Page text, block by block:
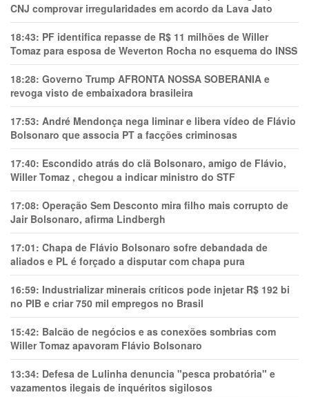
CNJ comprovar irregularidades em acordo da Lava Jato
18:43: PF identifica repasse de R$ 11 milhões de Willer
Tomaz para esposa de Weverton Rocha no esquema do INSS
18:28: Governo Trump AFRONTA NOSSA SOBERANIA e
revoga visto de embaixadora brasileira
17:53: André Mendonça nega liminar e libera vídeo de Flávio
Bolsonaro que associa PT a facções criminosas
17:40: Escondido atrás do clã Bolsonaro, amigo de Flávio,
Willer Tomaz , chegou a indicar ministro do STF
17:08: Operação Sem Desconto mira filho mais corrupto de
Jair Bolsonaro, afirma Lindbergh
17:01: Chapa de Flávio Bolsonaro sofre debandada de
aliados e PL é forçado a disputar com chapa pura
16:59: Industrializar minerais críticos pode injetar R$ 192 bi
no PIB e criar 750 mil empregos no Brasil
15:42: Balcão de negócios e as conexões sombrias com
Willer Tomaz apavoram Flávio Bolsonaro
13:34: Defesa de Lulinha denuncia "pesca probatória" e
vazamentos ilegais de inquéritos sigilosos